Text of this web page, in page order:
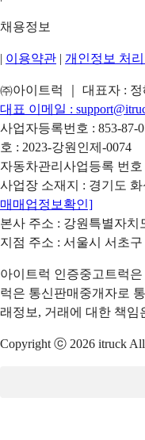
채용정보
| 이용약관 | 개인정보 처
㈜아이트럭 ｜ 대표자 :
대표 이메일 :
사업자등록번호 : 853-87-
호 : 2023-강원인제-0074
자동차관리사업등록 번호
사업장 소재지 : 경기도
매매업정보확인]
본사 주소 : 강원특별자치
지점 주소 : 서울시 서초
아이트럭 인증중고트럭
럭은 통신판매중개자로
래정보, 거래에 대한 책임
Copyright ⓒ 2026 itruck All